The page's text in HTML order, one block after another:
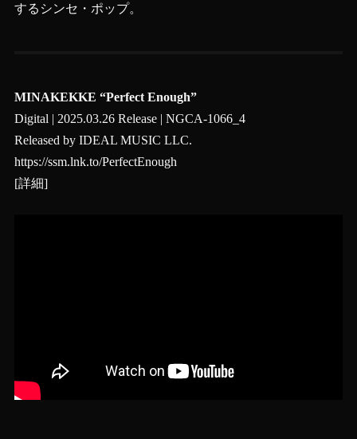
するシンセ・ポップ。
MINAKEKKE “Perfect Enough”
Digital | 2025.03.26 Release | NGCA-1066_4
Released by IDEAL MUSIC LLC.
https://ssm.lnk.to/PerfectEnough
[詳細]